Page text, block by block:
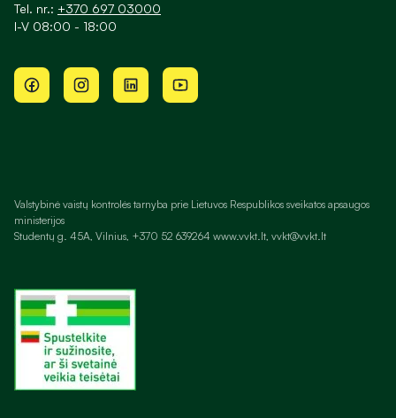
Tel. nr.: +370 697 03000
I-V 08:00 - 18:00
Valstybinė vaistų kontrolės tarnyba prie Lietuvos Respublikos sveikatos apsaugos
ministerijos
Studentų g. 45A, Vilnius, +370 52 639264 www.vvkt.lt, vvkt@vvkt.lt